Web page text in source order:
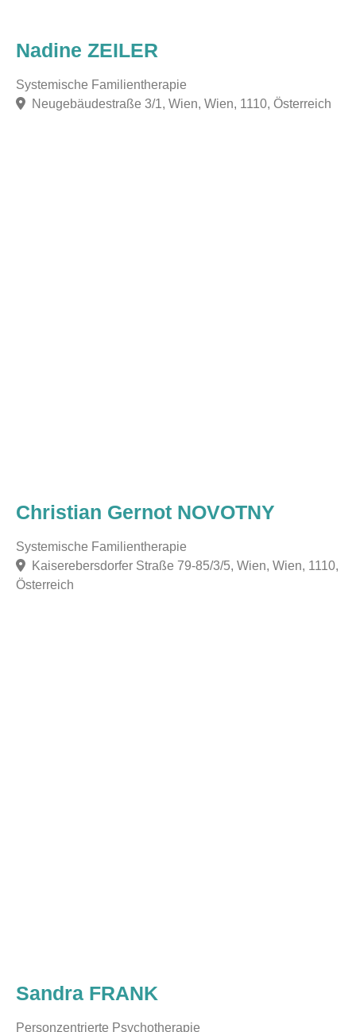
Nadine ZEILER
Systemische Familientherapie
Neugebäudestraße 3/1, Wien, Wien, 1110, Österreich
Christian Gernot NOVOTNY
Systemische Familientherapie
Kaiserebersdorfer Straße 79-85/3/5, Wien, Wien, 1110,
Österreich
Sandra FRANK
Personzentrierte Psychotherapie